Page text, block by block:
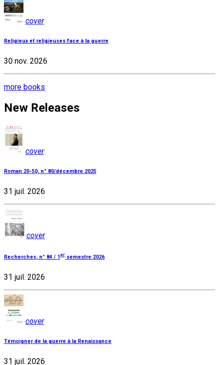
cover
Religieux et religieuses face à la guerre
30 nov. 2026
more books
New Releases
cover
Roman 20-50, n° 80/décembre 2025
31 juil. 2026
cover
Recherches, n° 84 / 1er semestre 2026
31 juil. 2026
cover
Témoigner de la guerre à la Renaissance
31 juil. 2026